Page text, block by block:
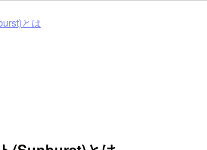
とは